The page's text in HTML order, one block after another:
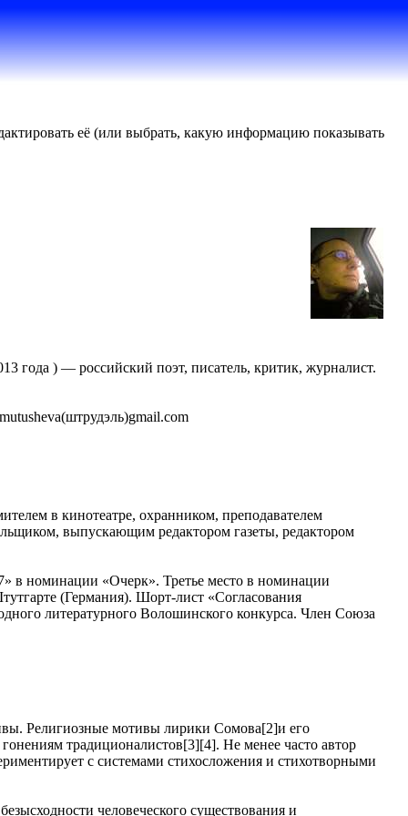
её (или выбрать, какую информацию показывать
года ) — российский поэт, писатель, критик, журналист.
в кинотеатре, охранником, преподавателем
выпускающим редактором газеты, редактором
в номинации «Очерк». Третье место в номинации
(Германия). Шорт-лист «Согласования
литературного Волошинского конкурса. Член Союза
Религиозные мотивы лирики Сомова[2]и его
традиционалистов[3][4]. Не менее часто автор
с системами стихосложения и стихотворными
человеческого существования и